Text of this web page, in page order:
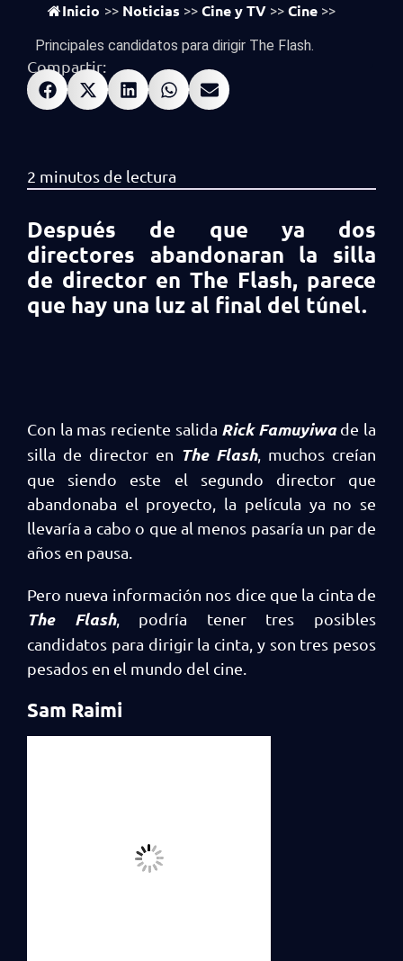
Inicio >> Noticias >> Cine y TV >> Cine >>
Principales candidatos para dirigir The Flash.
Compartir:
Después de que ya dos
directores abandonaran la silla
de director en The Flash, parece
que hay una luz al final del túnel.
Con la mas reciente salida RickFamuyiwade la
silla de director en The Flash, muchos creían
que siendo este el segundo director que
abandonaba el proyecto, la película ya no se
llevaría a cabo o que al menos pasaría un par de
años en pausa.
Pero nueva información nos dice que la cinta de
The Flash, podría tener tres posibles
candidatos para dirigir la cinta, y son tres pesos
pesados en el mundo del cine.
Sam Raimi